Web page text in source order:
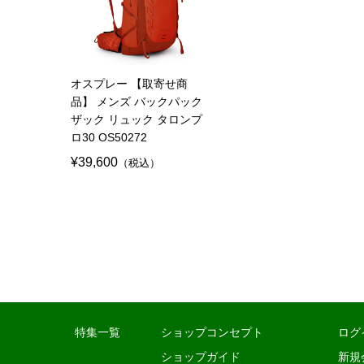
オスプレー 【取寄せ商
品】 メンズ バックパック
ザック リュック タロンプ
ロ30 OS50272
¥39,600 （税込）
特集一覧
ショップコンセプト
ショップガイド
ログ
新規